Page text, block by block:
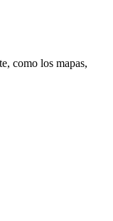
como los mapas,